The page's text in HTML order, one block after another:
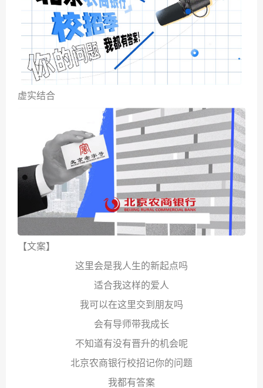
虚实结合
【文案】
这里会是我人生的新起点吗
适合我这样的爱人
我可以在这里交到朋友吗
会有导师带我成长
不知道有没有晋升的机会呢
北京农商银行校招记你的问题
我都有答案